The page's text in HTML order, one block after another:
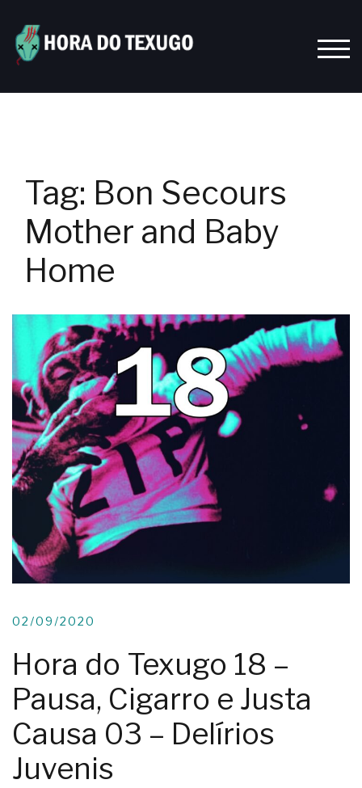
content
Tag: Bon Secours
Mother and Baby
Home
02/09/2020
Hora do Texugo 18 –
Pausa, Cigarro e Justa
Causa 03 – Delírios
Juvenis